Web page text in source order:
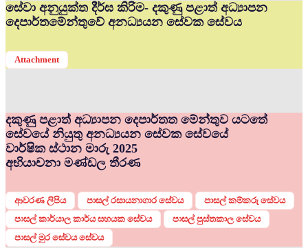
සේවා අනුයුක්ත දීර්ඝ කිරිම- දකුණු පළාත් අධ්‍යාපන
දෙපාර්තමේන්තුවේ අනධ්‍යයන සේවක සේවය
Attachment
දකුණු පළාත් අධ්‍යාපන දෙපාර්තත මේන්තුව යටතේ
සේවයේ නියුතු අනධ්‍යයන සේවක සේවයේ
වාර්ෂික ස්ථාන මාරු 2025
අභියාචනා මණ්ඩල තීරණ
ආවරණ ලිපිය පාසල් රසායනාගාර සේවය
පාසල් කම්කරු සේවය
පාසල් කාර්යාල කාර්ය සහයක සේවය
පාසල් පුස්තකාල සේවය
පාසල් මුර සේවය සේවය